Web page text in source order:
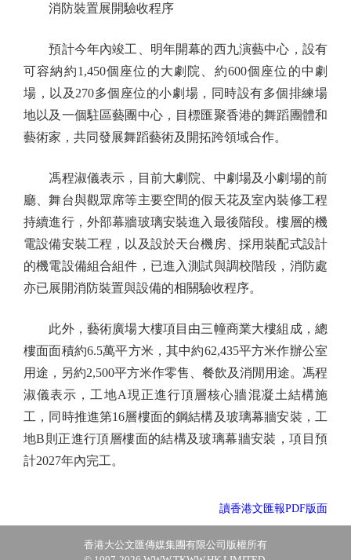
消防裝置展開驗收程序
預計今年內竣工、明年開幕的西九演藝中心，設有
可容納約1,450個座位的大劇院、約600個座位的中劇
場，以及270多個座位的小劇場，同時設有多個排練場
地以及一個駐區藝團中心，目標匯聚香港的舞蹈團體和
藝術家，共同發展舞蹈藝術及開拓跨領域合作。
馮程淑儀表示，目前大劇院、中劇場及小劇場的前
廳、舞台與觀眾席等主要空間的假天花及室內裝修工程
持續進行，外部幕牆玻璃安裝進入最後階段。樓層的機
電設備安裝工程，以及設於天台機房、採用裝配式設計
的機電設備組合組件，已進入測試與調校階段，消防處
亦已展開消防裝置與設備的相關驗收程序。
此外，藝術廣場大樓項目由三幢商業大樓組成，總
樓面面積約6.5萬平方米，其中約62,435平方米作辦公室
用途，另約2,500平方米作零售、餐飲及消閒用途。馮程
淑儀表示，工地A現正進行頂層核心牆混凝土結構施
工，同時推進第16層樓面的鋼結構及玻璃幕牆安裝，工
地B則正進行頂層樓面的結構及玻璃幕牆安裝，項目預
計2027年內完工。
讀香港文匯報PDF版面
香港大公文匯傳媒集團有限公司版權所有